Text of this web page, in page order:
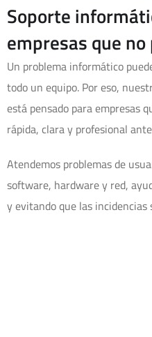
Soporte
empresas que
Un problema informático
todo un equipo. Por eso,
está pensado para empresas
rápida, clara y profesional
Atendemos problemas de
software, hardware y red,
y evitando que las incidencias